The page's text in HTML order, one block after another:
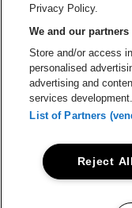
BTW (BE)
BNP Paribas
Proclaimer
Privacy Policy.
We and our
Store and/or access
personalised
advertising and
services development.
List of Partners
Reject All